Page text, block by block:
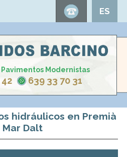
ES
Modernistas
639 33 70 31
hidráulicos en Premià
Mar Dalt